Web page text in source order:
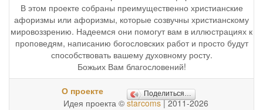
В этом проекте собраны преимущественно христианские
афоризмы или афоризмы, которые созвучны христианскому
мировоззрению. Надеемся они помогут вам в иллюстрациях к
проповедям, написанию богословских работ и просто будут
способствовать вашему духовному росту.
Божьих Вам благословений!
О проекте Поделиться…
Идея проекта © starcoms| 2011-2026